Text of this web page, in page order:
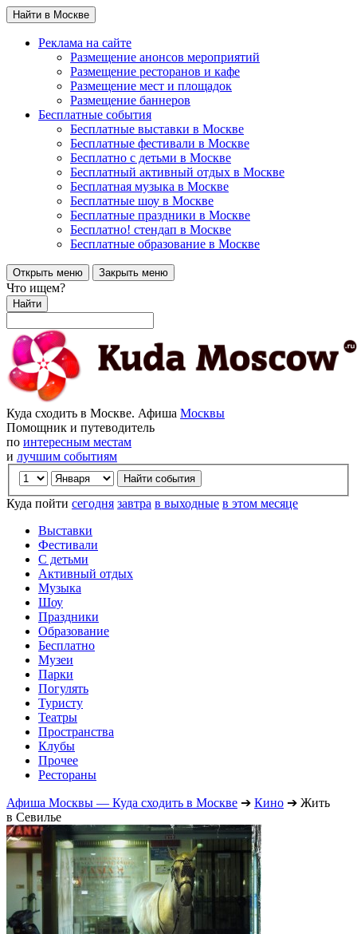
Найти в Москве
Реклама на сайте
Размещение анонсов мероприятий
Размещение ресторанов и кафе
Размещение мест и площадок
Размещение баннеров
Бесплатные события
Бесплатные выставки в Москве
Бесплатные фестивали в Москве
Бесплатно с детьми в Москве
Бесплатный активный отдых в Москве
Бесплатная музыка в Москве
Бесплатные шоу в Москве
Бесплатные праздники в Москве
Бесплатно! стендап в Москве
Бесплатные образование в Москве
Открыть меню Закрыть меню
Что ищем?
Найти
Куда сходить в Москве. Афиша Москвы
Помощник и путеводитель
по интересным местам
и лучшим событиям
Куда пойти сегодня завтра в выходные в этом месяце
Выставки
Фестивали
С детьми
Активный отдых
Музыка
Шоу
Праздники
Образование
Бесплатно
Музеи
Парки
Погулять
Туристу
Театры
Пространства
Клубы
Прочее
Рестораны
Афиша Москвы — Куда сходить в Москве ➔ Кино ➔ Жить
в Севилье